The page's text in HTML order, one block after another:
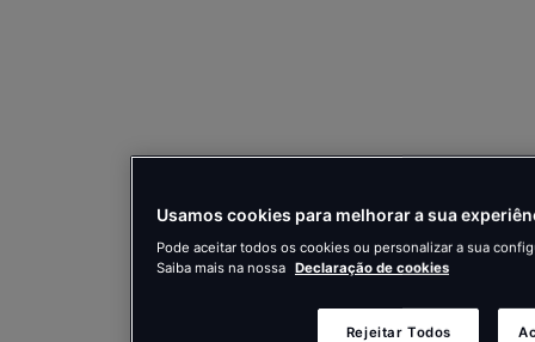
Usamos cookies para melhorar a sua
Pode aceitar todos os cookies ou personalizar a sua
Saiba mais na nossa Declaração de cookies
Rejeitar Todos